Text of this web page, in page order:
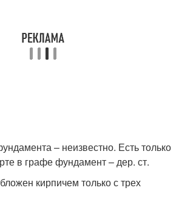
– неизвестно. Есть только
в графе фундамент – дер. ст.
кирпичем только с трех